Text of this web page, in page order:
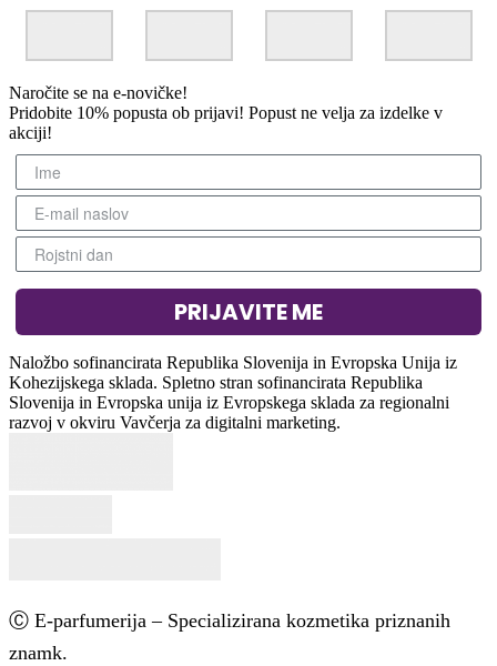
Naročite se na e-novičke!
Pridobite 10% popusta ob prijavi! Popust ne velja za izdelke v
akciji!
PRIJAVITE ME
Naložbo sofinancirata Republika Slovenija in Evropska Unija iz
Kohezijskega sklada. Spletno stran sofinancirata Republika
Slovenija in Evropska unija iz Evropskega sklada za regionalni
razvoj v okviru Vavčerja za digitalni marketing.
Ⓒ E-parfumerija – Specializirana kozmetika priznanih
znamk.